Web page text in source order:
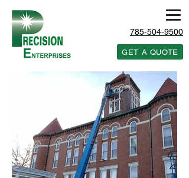
785-504-9500
GET A QUOTE